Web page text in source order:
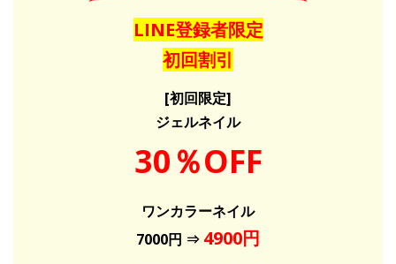
LINE登録者限定
初回割引
[初回限定]
ジェルネイル
30％OFF
ワンカラーネイル
7000円 ⇒ 4900円